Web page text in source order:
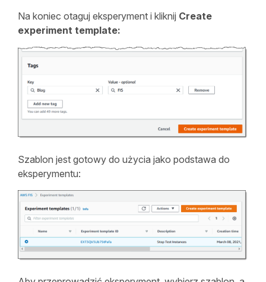
Na koniec otaguj eksperyment i kliknij Create
experiment template:
Szablon jest gotowy do użycia jako podstawa do
eksperymentu: